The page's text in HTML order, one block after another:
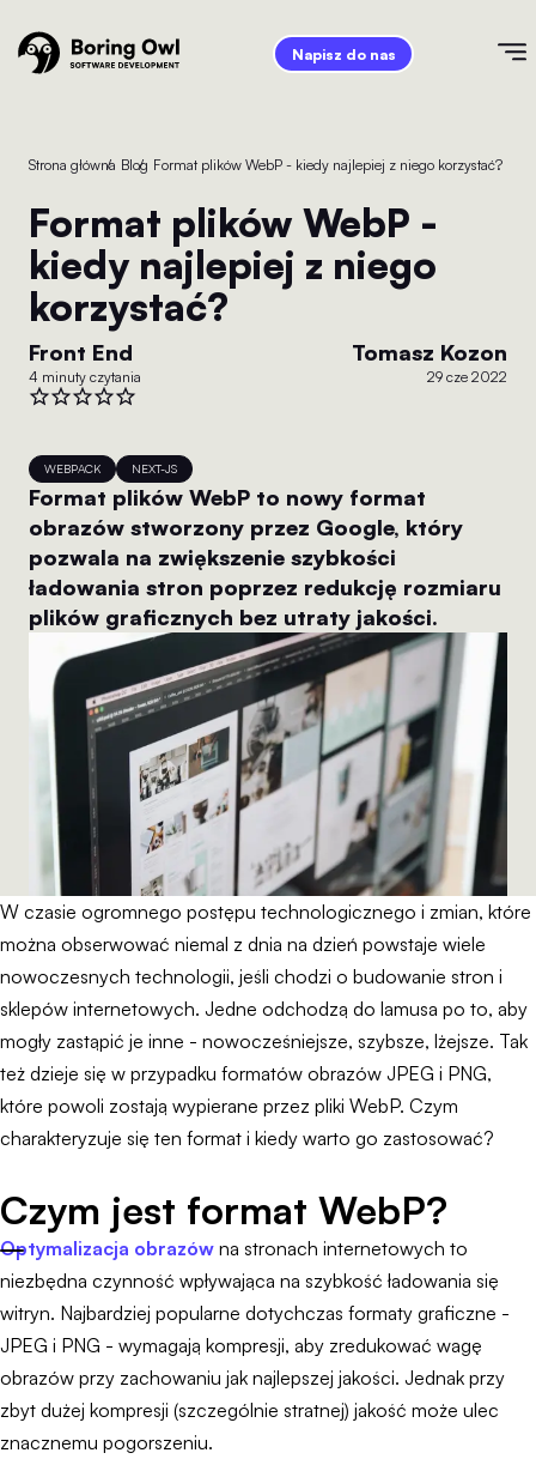
Napisz do nas
Strona główna
/ Blog
/ Format plików WebP - kiedy najlepiej z niego korzystać?
Format plików WebP -
kiedy najlepiej z niego
korzystać?
Front End
4 minuty czytania
Tomasz Kozon
29 cze 2022
WEBPACK NEXT-JS
Format plików WebP to nowy format
obrazów stworzony przez Google, który
pozwala na zwiększenie szybkości
ładowania stron poprzez redukcję rozmiaru
plików graficznych bez utraty jakości.
W czasie ogromnego postępu technologicznego i zmian, które
można obserwować niemal z dnia na dzień powstaje wiele
nowoczesnych technologii, jeśli chodzi o budowanie stron i
sklepów internetowych. Jedne odchodzą do lamusa po to, aby
mogły zastąpić je inne - nowocześniejsze, szybsze, lżejsze. Tak
też dzieje się w przypadku formatów obrazów JPEG i PNG,
które powoli zostają wypierane przez pliki WebP. Czym
charakteryzuje się ten format i kiedy warto go zastosować?
Czym jest format WebP?
Optymalizacja obrazów na stronach internetowych to
niezbędna czynność wpływająca na szybkość ładowania się
witryn. Najbardziej popularne dotychczas formaty graficzne -
JPEG i PNG - wymagają kompresji, aby zredukować wagę
obrazów przy zachowaniu jak najlepszej jakości. Jednak przy
zbyt dużej kompresji (szczególnie stratnej) jakość może ulec
znacznemu pogorszeniu.